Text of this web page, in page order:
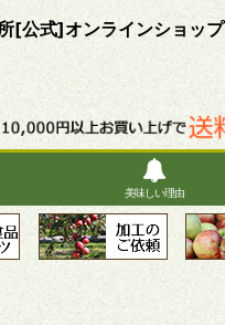
[公式]オンラインショップ
美味しい理由